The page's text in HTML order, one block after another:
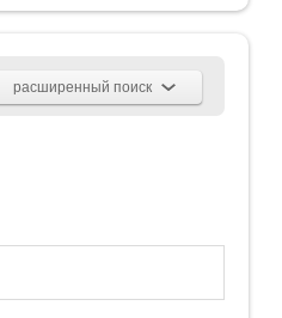
расширенный поиск